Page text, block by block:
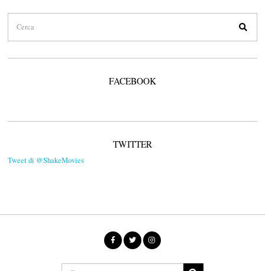
FACEBOOK
TWITTER
Tweet di @ShakeMovies